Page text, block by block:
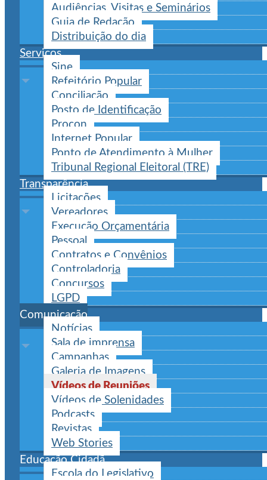
Audiências, Visitas e Seminários
Guia de Redação
Distribuição do dia
Serviços
Sine
Refeitório Popular
Conciliação
Posto de Identificação
Procon
Internet Popular
Ponto de Atendimento à Mulher
Tribunal Regional Eleitoral (TRE)
Transparência
Licitações
Vereadores
Execução Orçamentária
Pessoal
Contratos e Convênios
Controladoria
Concursos
LGPD
Comunicação
Notícias
Sala de imprensa
Campanhas
Galeria de Imagens
Vídeos de Reuniões
Vídeos de Solenidades
Podcasts
Revistas
Web Stories
Educação Cidadã
Escola do Legislativo